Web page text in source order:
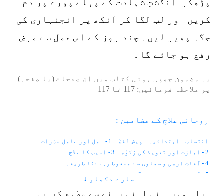
کریں اور لب لگا کر آنکھ پر انجنہاری کی
جگہ پھیر لیں۔ چند روز کے اس عمل سے مرض
رفع ہو جائے گا۔
یہ مضمون چھپی ہوئی کتاب میں ان صفحات (یا صفحہ)
پر ملاحظہ فرمائیں: 117 تا 117
روحانی علاج کے مضامین :
انتساب ابتدائیہ پیش لفظ
1 - عمل اور عامل حضرات
2 - اجازت اور تعویذ کی زکوٰۃ
3 - آسیب کا علاج
4 - آفاتِ ارضی و سماوی سے محفوظ رہنےکا طریقہ
5 - آنکھوں کے امراض
6 - موتیا اور پڑبال
سارے دکھاو ↓
براہِ مہربانی اپنی رائے سے مطلع کریں۔